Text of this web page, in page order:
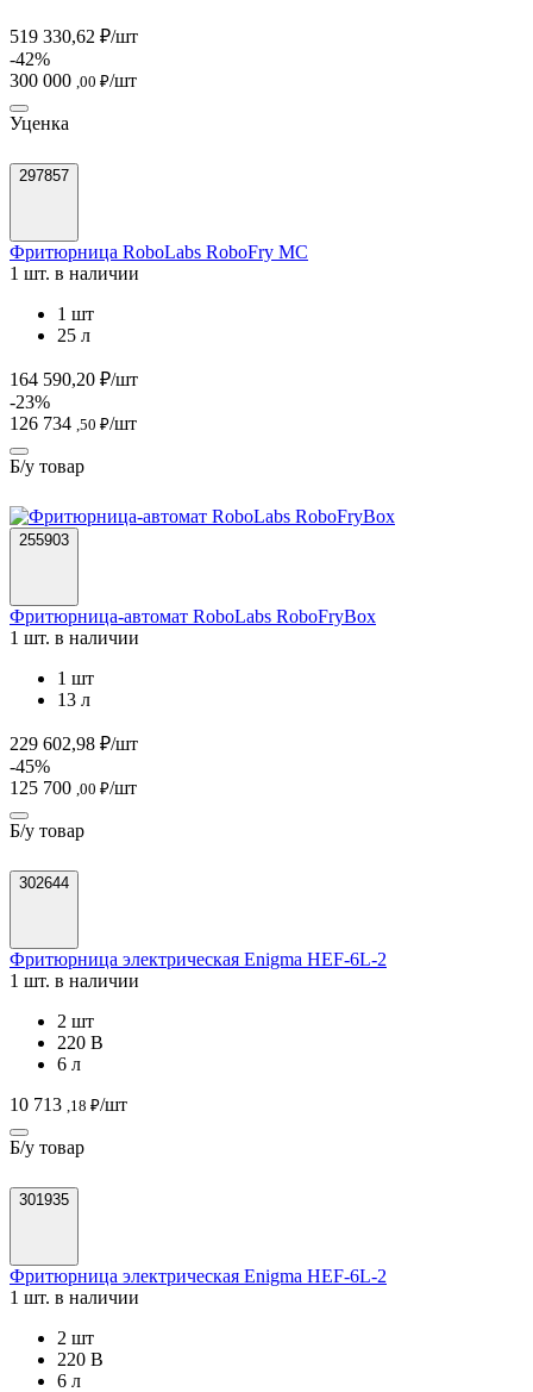
519 330,62 ₽/шт
-42%
300 000 ,00 ₽/шт
Уценка
297857
Фритюрница RoboLabs RoboFry MC
1 шт. в наличии
1 шт
25 л
164 590,20 ₽/шт
-23%
126 734 ,50 ₽/шт
Б/у товар
255903
Фритюрница-автомат RoboLabs RoboFryBox
1 шт. в наличии
1 шт
13 л
229 602,98 ₽/шт
-45%
125 700 ,00 ₽/шт
Б/у товар
302644
Фритюрница электрическая Enigma HEF-6L-2
1 шт. в наличии
2 шт
220 В
6 л
10 713 ,18 ₽/шт
Б/у товар
301935
Фритюрница электрическая Enigma HEF-6L-2
1 шт. в наличии
2 шт
220 В
6 л